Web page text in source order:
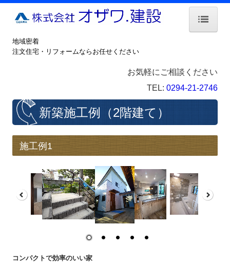
新築家づくりの流れ
施工例 平屋建て
施工例 福祉施設
保証・保険
リフォーム について
リフォーム家づくりの流れ
リフォーム・外構 施工例
地域密着
注文住宅・リフォームならお任せください
お気軽にご相談ください
TEL: 0294-21-2746
新築施工例（2階建て）
施工例1
コンパクトで効率のいい家